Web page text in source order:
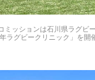
ミッションは石川県ラグビ
ラグビークリニック」を開